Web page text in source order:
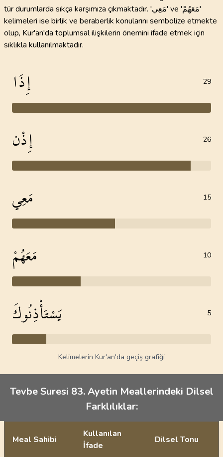
tür durumlarda sıkça karşımıza çıkmaktadır. 'مَعِي' ve 'مَعَهُمْ'
kelimeleri ise birlik ve beraberlik konularını sembolize etmekte
olup, Kur'an'da toplumsal ilişkilerin önemini ifade etmek için
sıklıkla kullanılmaktadır.
إِذَا 29
إِذْن 26
مَعِي 15
مَعَهُمْ 10
يَسْتَأْذِنُوكَ 5
Kelimelerin Kur'an'da geçiş grafiği
Tevbe Suresi 83. Ayetin Meallerindeki Dilsel
Farklılıklar:
Meal Sahibi
Kullanılan
İfade
Dilsel Tonu